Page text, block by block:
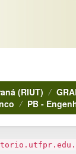
(RIUT)
PB -